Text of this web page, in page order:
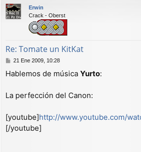
Erwin
Crack - Oberst
Re: Tomate un KitKat
M
n
j
21 Ene 2009, 10:28
Hablemos de música Yurto:
La perfección del Canon:
[youtube]http://www.youtube.com/
[/youtube]